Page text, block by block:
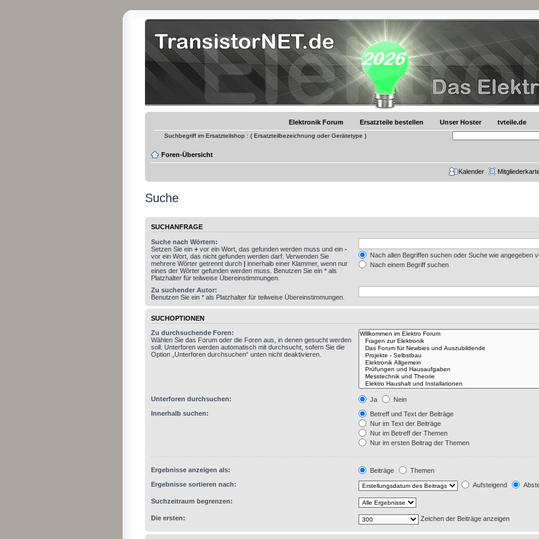
Elektronik Forum Ersatzteile bestellen Unser Hoster tvteile.de
Suchbegriff im Ersatzteilshop : ( Ersatzteilbezeichnung oder Gerätetype )
Foren-Übersicht
Kalender
Suche
SUCHANFRAGE
Suche nach Wörtern:
Setzen Sie ein + vor ein Wort, das gefunden werden muss und ein -
vor ein Wort, das nicht gefunden werden darf. Verwenden Sie
mehrere Wörter getrennt durch | innerhalb einer Klammer, wenn nur
eines der Wörter gefunden werden muss. Benutzen Sie ein * als
Platzhalter für teilweise Übereinstimmungen.
Nach allen Begriffen suchen oder Suche wie angegeben
Nach einem Begriff suchen
Zu suchender Autor:
Benutzen Sie ein * als Platzhalter für teilweise Übereinstimmungen.
SUCHOPTIONEN
Zu durchsuchende Foren:
Wählen Sie das Forum oder die Foren aus, in denen gesucht werden
soll. Unterforen werden automatisch mit durchsucht, sofern Sie die
Option „Unterforen durchsuchen“ unten nicht deaktivieren.
Unterforen durchsuchen: Ja
Nein
Innerhalb suchen:
Betreff und Text der Beiträge
Nur im Text der Beiträge
Nur im Betreff der Themen
Nur im ersten Beitrag der Themen
Ergebnisse anzeigen als: Beiträge
Themen
Ergebnisse sortieren nach:
Aufsteigend
Suchzeitraum begrenzen:
Die ersten: Zeichen der Beiträge anzeigen